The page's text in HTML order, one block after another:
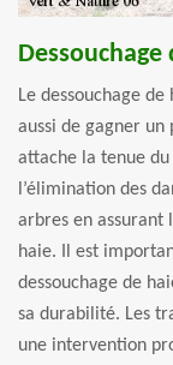
Dessouchage
Le dessouchage
aussi de gagner un
attache la tenue
l’élimination des
arbres en assurant
haie. Il est
dessouchage de
sa durabilité. Les
une intervention